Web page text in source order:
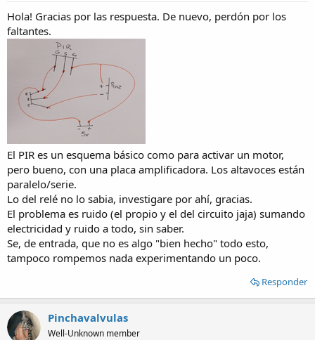
Hola! Gracias por las respuesta. De nuevo, perdón por los
faltantes.
El PIR es un esquema básico como para activar un motor,
pero bueno, con una placa amplificadora. Los altavoces están
paralelo/serie.
Lo del relé no lo sabia, investigare por ahí, gracias.
El problema es ruido (el propio y el del circuito jaja) sumando
electricidad y ruido a todo, sin saber.
Se, de entrada, que no es algo "bien hecho" todo esto,
tampoco rompemos nada experimentando un poco.
Responder
Pinchavalvulas
Well-Unknown member